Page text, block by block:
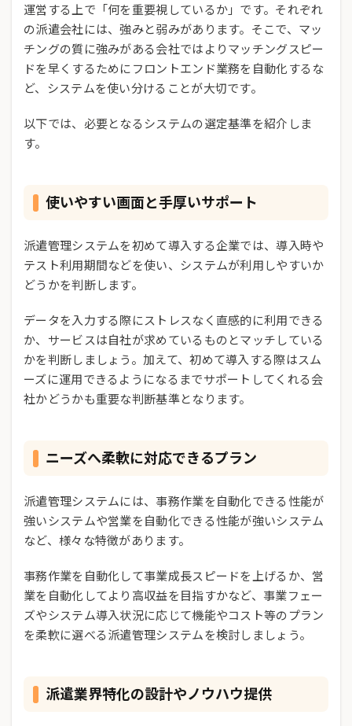
運営する上で「何を重要視しているか」です。それぞれ
の派遣会社には、強みと弱みがあります。そこで、マッ
チングの質に強みがある会社ではよりマッチングスピー
ドを早くするためにフロントエンド業務を自動化するな
ど、システムを使い分けることが大切です。
以下では、必要となるシステムの選定基準を紹介しま
す。
使いやすい画面と手厚いサポート
派遣管理システムを初めて導入する企業では、導入時や
テスト利用期間などを使い、システムが利用しやすいか
どうかを判断します。
データを入力する際にストレスなく直感的に利用できる
か、サービスは自社が求めているものとマッチしている
かを判断しましょう。加えて、初めて導入する際はスム
ーズに運用できるようになるまでサポートしてくれる会
社かどうかも重要な判断基準となります。
ニーズへ柔軟に対応できるプラン
派遣管理システムには、事務作業を自動化できる性能が
強いシステムや営業を自動化できる性能が強いシステム
など、様々な特徴があります。
事務作業を自動化して事業成長スピードを上げるか、営
業を自動化してより高収益を目指すかなど、事業フェー
ズやシステム導入状況に応じて機能やコスト等のプラン
を柔軟に選べる派遣管理システムを検討しましょう。
派遣業界特化の設計やノウハウ提供